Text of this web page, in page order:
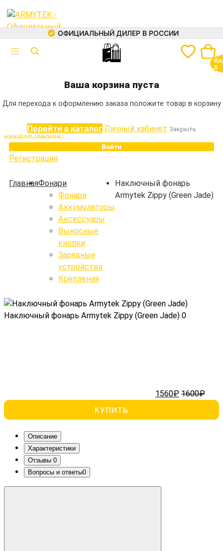
0
Каталог
Фонари
Аккумуляторы
Зарядные устройства
Крепления
Выносные кнопки
ОФИЦИАЛЬНЫЙ ДИЛЕР В РОССИИ
🛍
Ваша корзина пуста
Для перехода к оформлению заказа положите товар в корзину
Перейти в каталог Личный кабинет Закрыть
Авторизация
Забыли пароль?
Войти
Регистрация
ГлавнаяФонари
Фонари
Аккумуляторы
Аксессуары
Выносные
кнопки
Зарядные
устройства
Крепления
Наключный фонарь
Armytek Zippy (Green Jade)
Наключный фонарь Armytek Zippy (Green Jade) 0
1560₽ 1600₽
КУПИТЬ
Описание
Характеристики
Отзывы 0
Вопросы и ответы0